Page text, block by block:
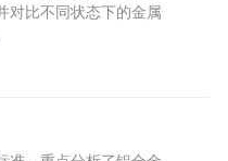
对比不同状态下的金属